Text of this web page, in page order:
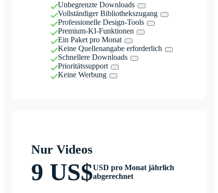
Unbegrenzte Downloads
Vollständiger Bibliothekszugang
Professionelle Design-Tools
Premium-KI-Funktionen
Ein Paket pro Monat
Keine Quellenangabe erforderlich
Schnellere Downloads
Prioritätssupport
Keine Werbung
Nur Videos
9 US$USD pro Monat jährlich
abgerechnet